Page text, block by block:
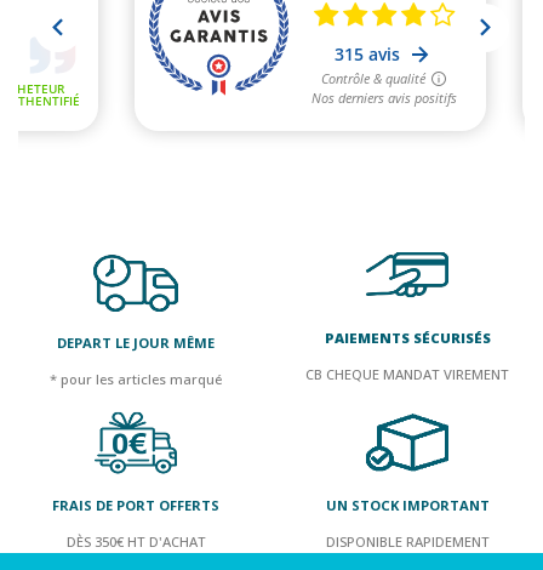
DEPART LE JOUR MÊME
* pour les articles marqué
PAIEMENTS SÉCURISÉS
CB CHEQUE MANDAT VIREMENT
FRAIS DE PORT OFFERTS
DÈS 350€ HT D'ACHAT
UN STOCK IMPORTANT
DISPONIBLE RAPIDEMENT